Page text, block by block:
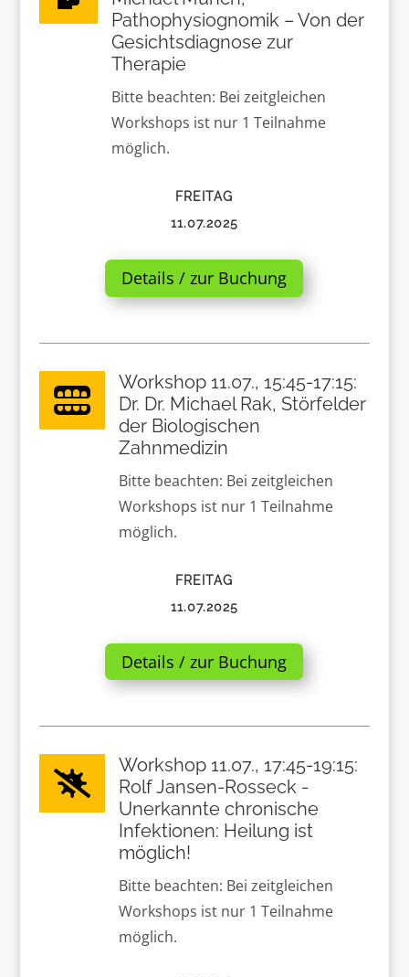
Pathophysiognomik – Von der
Gesichtsdiagnose zur
Therapie
Bitte beachten: Bei zeitgleichen
Workshops ist nur 1 Teilnahme
möglich.
FREITAG
11.07.2025
Details / zur Buchung

Workshop 11.07., 15:45-17:15:
Dr. Dr. Michael Rak, Störfelder
der Biologischen
Zahnmedizin
Bitte beachten: Bei zeitgleichen
Workshops ist nur 1 Teilnahme
möglich.
FREITAG
11.07.2025
Details / zur Buchung

Workshop 11.07., 17:45-19:15:
Rolf Jansen-Rosseck -
Unerkannte chronische
Infektionen: Heilung ist
möglich!
Bitte beachten: Bei zeitgleichen
Workshops ist nur 1 Teilnahme
möglich.